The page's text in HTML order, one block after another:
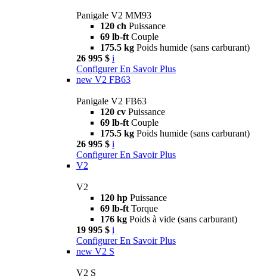
Panigale V2 MM93
120 ch Puissance
69 lb-ft Couple
175.5 kg Poids humide (sans carburant)
26 995 $ i
Configurer En Savoir Plus
new V2 FB63
Panigale V2 FB63
120 cv Puissance
69 lb-ft Couple
175.5 kg Poids humide (sans carburant)
26 995 $ i
Configurer En Savoir Plus
V2
V2
120 hp Puissance
69 lb-ft Torque
176 kg Poids à vide (sans carburant)
19 995 $ i
Configurer En Savoir Plus
new V2 S
V2 S